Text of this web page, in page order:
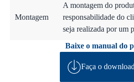
Montagem
A montagem do
responsabilidade do
seja realizada por um
Baixe o manual do
Faça o